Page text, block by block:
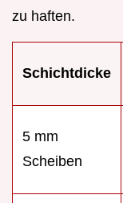
zu haften.
Schichtdicke
5 mm
Scheiben